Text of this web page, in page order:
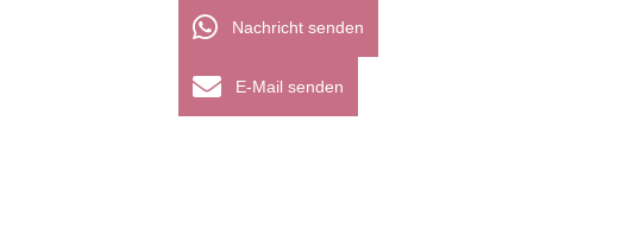
Nachricht senden
E-Mail senden